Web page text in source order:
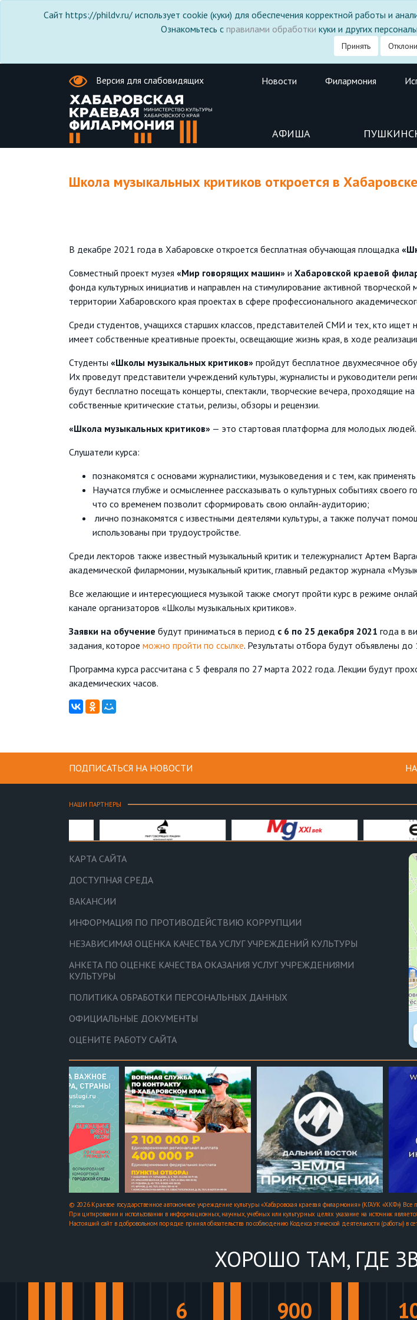
Сайт https://phildv.ru/ использует cookie (куки) для обеспечения корректной работы и
Ознакомьтесь с правилами обработки куки и других
Принять
Версия для слабовидящих Новости Филармония
АФИША
Школа музыкальных критиков откроется в Хабаровске
В декабре 2021 года в Хабаровске откроется бесплатная обучающая площадка
Совместный проект музея «Мир говорящих машин» и Хабаровской краевой
фонда культурных инициатив и направлен на стимулирование активной
территории Хабаровского края проектах в сфере профессионального
Среди студентов, учащихся старших классов, представителей СМИ и тех, кто
имеет собственные креативные проекты, освещающие жизнь края, в ходе
Студенты «Школы музыкальных критиков» пройдут бесплатное двухмесячное
Их проведут представители учреждений культуры, журналисты и руководители
будут бесплатно посещать концерты, спектакли, творческие вечера, проходящие
собственные критические статьи, релизы, обзоры и рецензии.
«Школа музыкальных критиков» — это стартовая платформа для молодых людей.
Слушатели курса:
познакомятся с основами журналистики, музыковедения и с тем, как
Научатся глубже и осмысленнее рассказывать о культурных событиях своего
что со временем позволит сформировать свою онлайн-аудиторию;
лично познакомятся с известными деятелями культуры, а также получат
использованы при трудоустройстве.
Среди лекторов также известный музыкальный критик и тележурналист Артем
академической филармонии, музыкальный критик, главный редактор журнала
Все желающие и интересующиеся музыкой также смогут пройти курс в режиме
канале организаторов «Школы музыкальных критиков».
Заявки на обучение будут приниматься в период с 6 по 25 декабря 2021 года в
задания, которое можно пройти по ссылке. Результаты отбора будут объявлены до
Программа курса рассчитана с 5 февраля по 27 марта 2022 года. Лекции будут
академических часов.
ПОДПИСАТЬСЯ НА НОВОСТИ
НАШИ ПАРТНЕРЫ
КАРТА САЙТА
ДОСТУПНАЯ СРЕДА
ВАКАНСИИ
ИНФОРМАЦИЯ ПО ПРОТИВОДЕЙСТВИЮ КОРРУПЦИИ
НЕЗАВИСИМАЯ ОЦЕНКА КАЧЕСТВА УСЛУГ УЧРЕЖДЕНИЙ КУЛЬТУРЫ
АНКЕТА ПО ОЦЕНКЕ КАЧЕСТВА ОКАЗАНИЯ УСЛУГ УЧРЕЖДЕНИЯМИ
КУЛЬТУРЫ
ПОЛИТИКА ОБРАБОТКИ ПЕРСОНАЛЬНЫХ ДАННЫХ
ОФИЦИАЛЬНЫЕ ДОКУМЕНТЫ
ОЦЕНИТЕ РАБОТУ САЙТА
© 2026 Краевое государственное автономное учреждение культуры «Хабаровская краевая филармония» (КГАУК «ХКФ»)
При цитировании и использовании в информационных, научных, учебных или культурных целях указание на источник
Настоящий сайт в добровольном порядке принял обязательства по соблюдению Кодекса этической деятельности (работы) в
ХОРОШО ТАМ, ГДЕ
6
900